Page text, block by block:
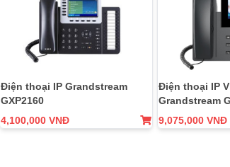
Điện thoại IP Grandstream
GXP2160
4,100,000 VNĐ
Điện thoại IP
Grandstream
9,075,000 VNĐ